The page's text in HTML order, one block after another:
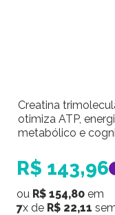
Creatina
otimiza ATP,
metabólico e
R$ 143,96
ou R$ 154,80 em
7x de R$ 22,11